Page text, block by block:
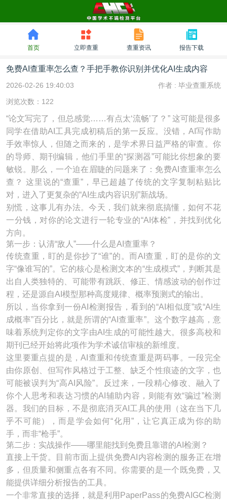
首页 立即查重 查重资讯 报告下载
免费AI查重率怎么查？手把手教你识别并优化AI生成内容
2026-02-26 19:40:03 作者 : 毕业查重系统
浏览次数：122
“论文写完了，但总感觉……有点太‘流畅’了？” 这可能是很多
同学在借助AI工具完成初稿后的第一反应。没错，AI写作助
手效率惊人，但随之而来的，是学术界日益严格的审查。你
的导师、期刊编辑，他们手里的“探测器”可能比你想象的要
敏锐。那么，一个迫在眉睫的问题来了：免费AI查重率怎么
查？ 这里说的“查重”，早已超越了传统的文字复制粘贴比
对，进入了更复杂的“AI生成内容识别”新战场。
别慌，这事儿有办法。今天，我们就来彻底搞懂，如何不花
一分钱，对你的论文进行一轮专业的“AI体检”，并找到优化
方向。
第一步：认清“敌人”——什么是AI查重率？
传统查重，盯的是你抄了“谁”的。而AI查重，盯的是你的文
字“像谁写的”。它的核心是检测文本的“生成模式”，判断其是
出自人类独特的、可能带有跳跃、修正、情感波动的创作过
程，还是源自AI模型那种高度规律、概率预测式的输出。
所以，当你拿到一份AI检测报告，看到的“AI相似度”或“AI生
成概率”百分比，就是所谓的“AI查重率”。这个数字越高，意
味着系统判定你的文字由AI生成的可能性越大。很多高校和
期刊已经开始将此项作为学术诚信审核的新维度。
这里要重点提的是，AI查重和传统查重是两码事。一段完全
由你原创、但写作风格过于工整、缺乏个性痕迹的文字，也
可能被误判为“高AI风险”。反过来，一段精心修改、融入了
你个人思考和表达习惯的AI辅助内容，则能有效“骗过”检测
器。我们的目标，不是彻底消灭AI工具的使用（这在当下几
乎不可能），而是学会如何“化用”，让它真正成为你的助
手，而非“枪手”。
第二步：实战操作——哪里能找到免费且靠谱的AI检测？
直接上干货。目前市面上提供免费AI内容检测的服务正在增
多，但质量和侧重点各有不同。你需要的是一个既免费，又
能提供详细分析报告的工具。
一个非常直接的选择，就是利用PaperPass的免费AIGC检测